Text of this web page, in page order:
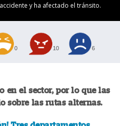
y ha afectado el tránsito.
0 10 6
en el sector, por lo que las
sobre las rutas alternas.